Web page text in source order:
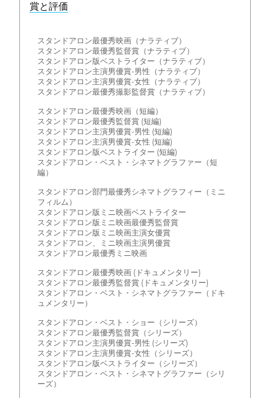
賞と評価
スタンドアロン最優秀映画（ナラティブ）
スタンドアロン最優秀監督賞（ナラティブ）
スタンドアロン版ベストライター（ナラティブ）
スタンドアロン主演男優賞-男性（ナラティブ）
スタンドアロン主演男優賞-女性（ナラティブ）
スタンドアロン最優秀撮影監督賞（ナラティブ）
スタンドアロン最優秀映画（短編）
スタンドアロン最優秀監督賞 (短編)
スタンドアロン主演男優賞-男性 (短編)
スタンドアロン主演男優賞-女性 (短編)
スタンドアロン版ベストライター (短編)
スタンドアロン・ベスト・シネマトグラファー（短
編）
スタンドアロン部門最優秀シネマトグラフィー（ミニ
フィルム）
スタンドアロン版ミニ映画ベストライター
スタンドアロン版ミニ映画最優秀監督賞
スタンドアロン版ミニ映画主演女優賞
スタンドアロン、ミニ映画主演男優賞
スタンドアロン最優秀ミニ映画
スタンドアロン最優秀映画 (ドキュメンタリー)
スタンドアロン最優秀監督賞 (ドキュメンタリー)
スタンドアロン・ベスト・シネマトグラファー（ドキ
ュメンタリー）
スタンドアロン・ベスト・ショー（シリーズ）
スタンドアロン最優秀監督賞（シリーズ）
スタンドアロン主演男優賞-男性 (シリーズ)
スタンドアロン主演男優賞-女性（シリーズ）
スタンドアロン版ベストライター（シリーズ）
スタンドアロン・ベスト・シネマトグラファー（シリ
ーズ）